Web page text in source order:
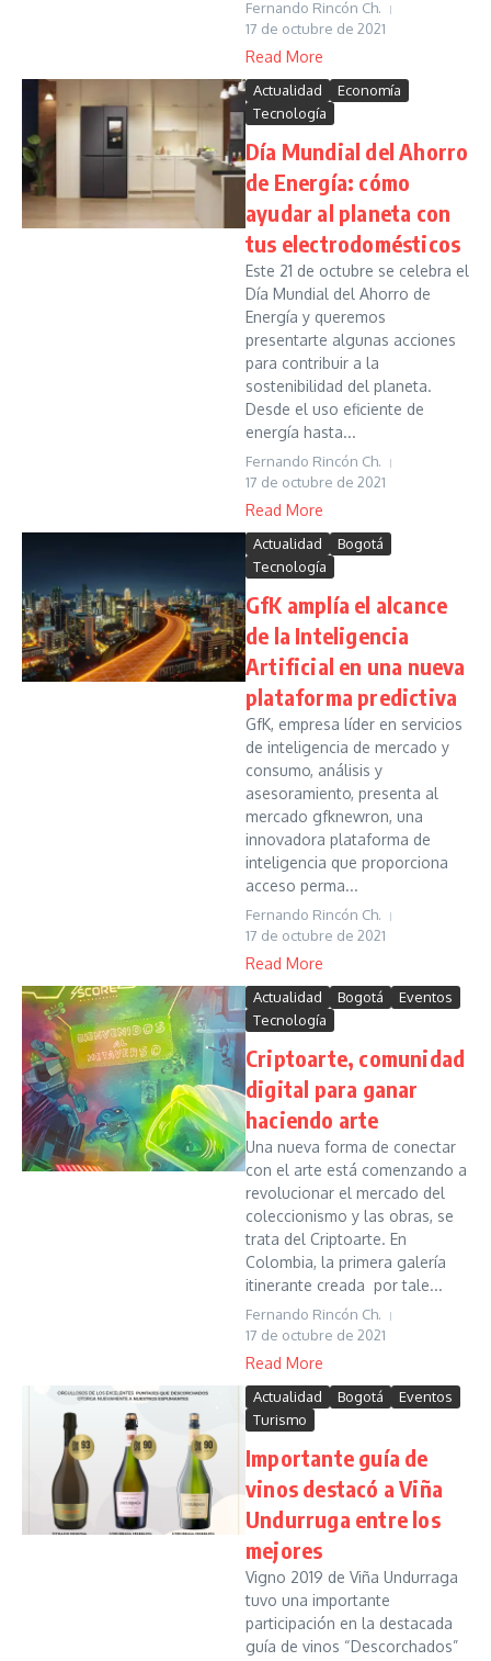
Fernando Rincón Ch.
17 de octubre de 2021
Read More
Actualidad
Economía
Tecnología
Día Mundial del Ahorro
de Energía: cómo
ayudar al planeta con
tus electrodomésticos
Este 21 de octubre se celebra el
Día Mundial del Ahorro de
Energía y queremos
presentarte algunas acciones
para contribuir a la
sostenibilidad del planeta.
Desde el uso eficiente de
energía hasta...
Fernando Rincón Ch.
17 de octubre de 2021
Read More
Actualidad
Bogotá
Tecnología
GfK amplía el alcance
de la Inteligencia
Artificial en una nueva
plataforma predictiva
GfK, empresa líder en servicios
de inteligencia de mercado y
consumo, análisis y
asesoramiento, presenta al
mercado gfknewron, una
innovadora plataforma de
inteligencia que proporciona
acceso perma...
Fernando Rincón Ch.
17 de octubre de 2021
Read More
Actualidad Bogotá
Eventos
Tecnología
Criptoarte, comunidad
digital para ganar
haciendo arte
Una nueva forma de conectar
con el arte está comenzando a
revolucionar el mercado del
coleccionismo y las obras, se
trata del Criptoarte. En
Colombia, la primera galería
itinerante creada por tale...
Fernando Rincón Ch.
17 de octubre de 2021
Read More
Actualidad Bogotá
Eventos
Turismo
Importante guía de
vinos destacó a Viña
Undurruga entre los
mejores
Vigno 2019 de Viña Undurraga
tuvo una importante
participación en la destacada
guía de vinos “Descorchados”